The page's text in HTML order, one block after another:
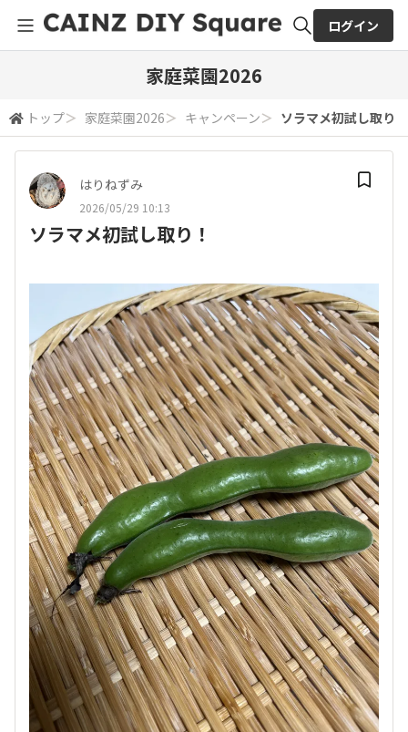
検索
ログイン
家庭菜園2026
トップ＞ 家庭菜園2026＞ キャンペーン＞ ソラマメ初試し取り！
はりねずみ
2026/05/29 10:13
ソラマメ初試し取り！